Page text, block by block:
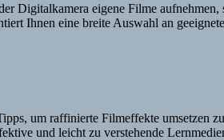
eigene Filme aufnehmen,
Ihnen eine breite Auswahl an
um raffinierte Filmeffekte umsetzen
und leicht zu verstehende